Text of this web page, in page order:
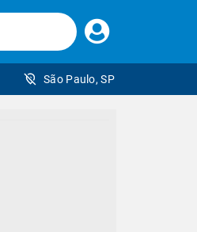
Faça
seu
São Paulo, SP